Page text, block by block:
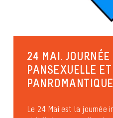
24 MAI.
PANSEXUELLE ET
Le 24 Mai est la journée